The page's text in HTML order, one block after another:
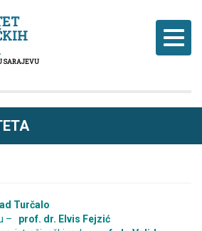
SARAJEVU
Turčalo
– prof. dr. Elvis Fejzić